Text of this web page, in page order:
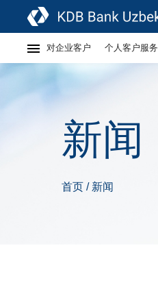
对企业客户 个人客户服务
新闻
首页 / 新闻